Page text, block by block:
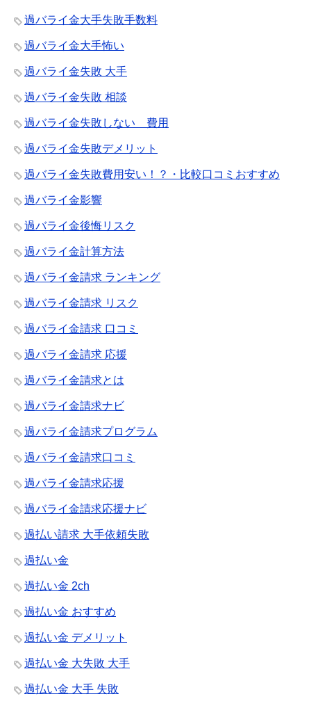
過バライ金大手失敗手数料
過バライ金大手怖い
過バライ金失敗 大手
過バライ金失敗 相談
過バライ金失敗しない 費用
過バライ金失敗デメリット
過バライ金失敗費用安い！？・比較口コミおすすめ
過バライ金影響
過バライ金後悔リスク
過バライ金計算方法
過バライ金請求 ランキング
過バライ金請求 リスク
過バライ金請求 口コミ
過バライ金請求 応援
過バライ金請求とは
過バライ金請求ナビ
過バライ金請求プログラム
過バライ金請求口コミ
過バライ金請求応援
過バライ金請求応援ナビ
過払い請求 大手依頼失敗
過払い金
過払い金 2ch
過払い金 おすすめ
過払い金 デメリット
過払い金 大失敗 大手
過払い金 大手 失敗